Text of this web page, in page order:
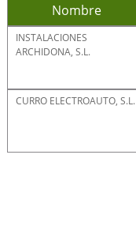
Nombre
INSTALACIONES
ARCHIDONA, S.L.
CURRO ELECTROAUTO, S.L.